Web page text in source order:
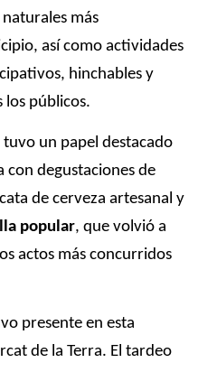
más
así como actividades
hinchables y
los públicos.
un papel destacado
degustaciones de
de cerveza artesanal y
popular, que volvió a
actos más concurridos
presente en esta
de la Terra. El tardeo